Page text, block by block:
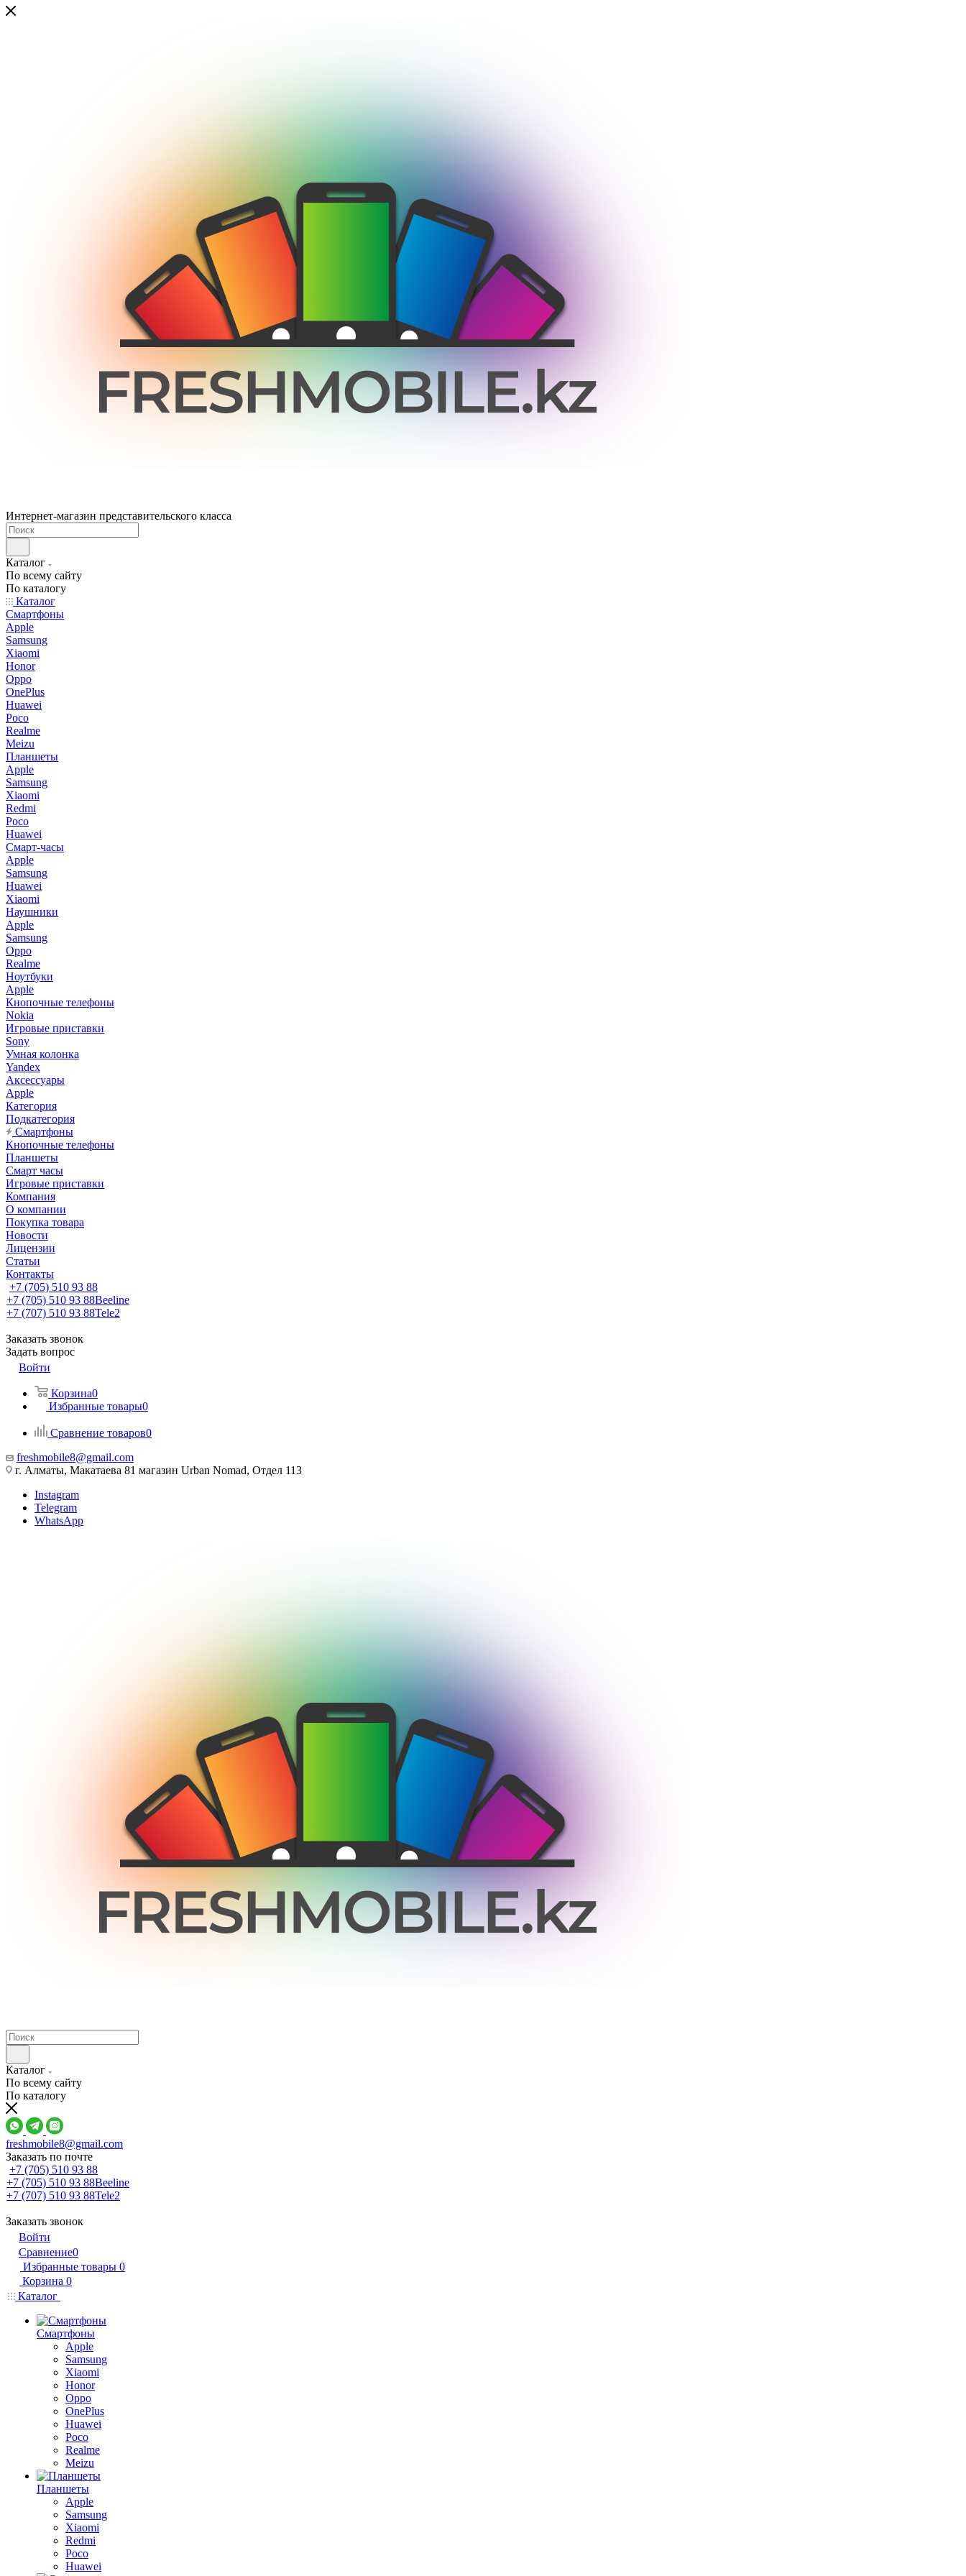
Интернет-магазин представительского класса
Каталог
По всему сайту
По каталогу
Каталог
Смартфоны
Apple
Samsung
Xiaomi
Honor
Oppo
OnePlus
Huawei
Poco
Realme
Meizu
Планшеты
Apple
Samsung
Xiaomi
Redmi
Poco
Huawei
Смарт-часы
Apple
Samsung
Huawei
Xiaomi
Наушники
Apple
Samsung
Oppo
Realme
Ноутбуки
Apple
Кнопочные телефоны
Nokia
Игровые приставки
Sony
Умная колонка
Yandex
Аксессуары
Apple
Категория
Подкатегория
Смартфоны
Кнопочные телефоны
Планшеты
Смарт часы
Игровые приставки
Компания
О компании
Покупка товара
Новости
Лицензии
Статьи
Контакты
+7 (705) 510 93 88
+7 (705) 510 93 88Beeline
+7 (707) 510 93 88Tele2
Заказать звонок
Задать вопрос
Войти
Корзина0
Избранные товары0
Сравнение товаров0
freshmobile8@gmail.com
г. Алматы, Макатаева 81 магазин Urban Nomad, Отдел 113
Instagram
Telegram
WhatsApp
Каталог
По всему сайту
По каталогу
freshmobile8@gmail.com
Заказать по почте
+7 (705) 510 93 88
+7 (705) 510 93 88Beeline
+7 (707) 510 93 88Tele2
Заказать звонок
Войти
Сравнение0
Избранные товары 0
Корзина 0
Каталог
Смартфоны
Apple
Samsung
Xiaomi
Honor
Oppo
OnePlus
Huawei
Poco
Realme
Meizu
Планшеты
Apple
Samsung
Xiaomi
Redmi
Poco
Huawei